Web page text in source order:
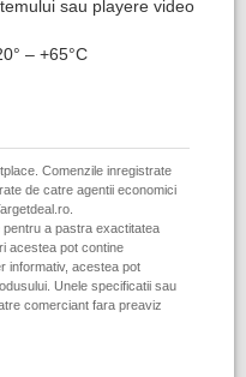
sau playere video
– +65°C
Comenzile inregistrate
de catre agentii economici
a pastra exactitatea
acestea pot contine
informativ, acestea pot
Unele specificatii sau
comerciant fara preaviz